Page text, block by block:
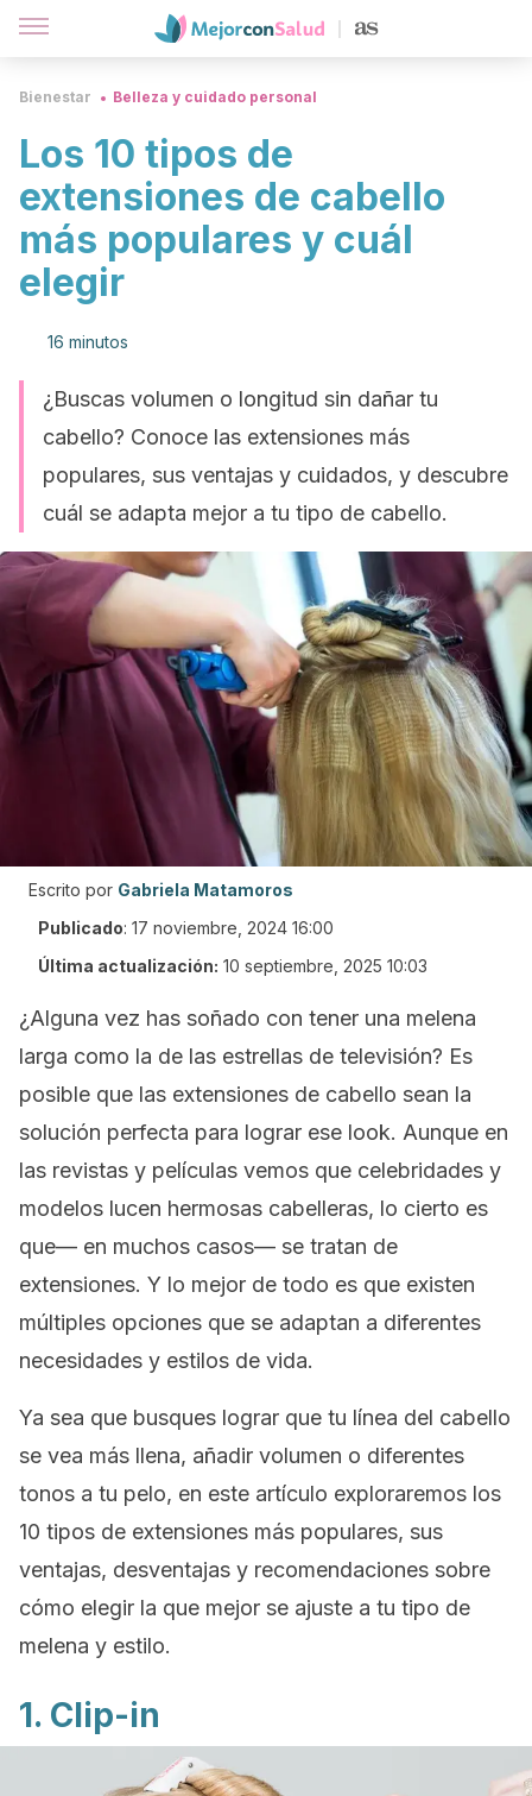
Bienestar Belleza y cuidado personal
Los 10 tipos de
extensiones de cabello
más populares y cuál
elegir
16 minutos
¿Buscas volumen o longitud sin dañar tu
cabello? Conoce las extensiones más
populares, sus ventajas y cuidados, y descubre
cuál se adapta mejor a tu tipo de cabello.
Escrito por Gabriela Matamoros
Publicado: 17 noviembre, 2024 16:00
Última actualización: 10 septiembre, 2025 10:03
¿Alguna vez has soñado con tener una melena
larga como la de las estrellas de televisión? Es
posible que las extensiones de cabello sean la
solución perfecta para lograr ese look. Aunque en
las revistas y películas vemos que celebridades y
modelos lucen hermosas cabelleras, lo cierto es
que— en muchos casos— se tratan de
extensiones. Y lo mejor de todo es que existen
múltiples opciones que se adaptan a diferentes
necesidades y estilos de vida.
Ya sea que busques lograr que tu línea del cabello
se vea más llena, añadir volumen o diferentes
tonos a tu pelo, en este artículo exploraremos los
10 tipos de extensiones más populares, sus
ventajas, desventajas y recomendaciones sobre
cómo elegir la que mejor se ajuste a tu tipo de
melena y estilo.
1. Clip-in